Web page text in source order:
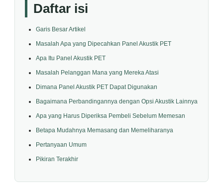
Daftar isi
Garis Besar Artikel
Masalah Apa yang Dipecahkan Panel Akustik PET
Apa Itu Panel Akustik PET
Masalah Pelanggan Mana yang Mereka Atasi
Dimana Panel Akustik PET Dapat Digunakan
Bagaimana Perbandingannya dengan Opsi Akustik Lainnya
Apa yang Harus Diperiksa Pembeli Sebelum Memesan
Betapa Mudahnya Memasang dan Memeliharanya
Pertanyaan Umum
Pikiran Terakhir